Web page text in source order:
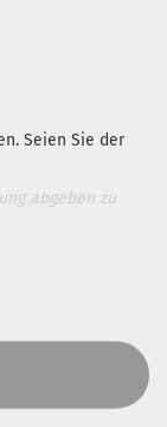
Seien Sie der
abgeben zu